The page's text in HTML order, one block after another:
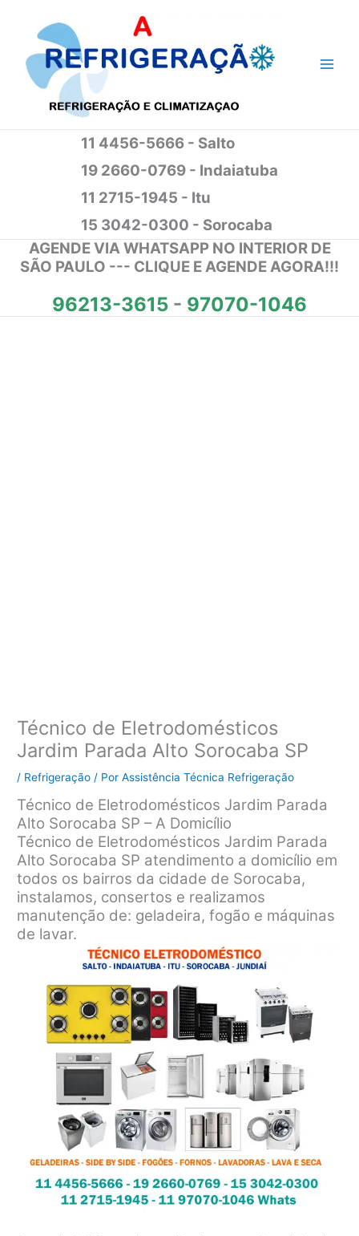
conteúdo
11 4456-5666 - Salto
19 2660-0769 - Indaiatuba
11 2715-1945 - Itu
15 3042-0300 - Sorocaba
AGENDE VIA WHATSAPP NO INTERIOR DE
SÃO PAULO --- CLIQUE E AGENDE AGORA!!!
96213-3615 - 97070-1046
Técnico de Eletrodomésticos
Jardim Parada Alto Sorocaba SP
/ Refrigeração / PorAssistência Técnica Refrigeração
Técnico de Eletrodomésticos Jardim Parada
Alto Sorocaba SP – A Domicílio
Técnico de Eletrodomésticos Jardim Parada
Alto Sorocaba SP atendimento a domicílio em
todos os bairros da cidade de Sorocaba,
instalamos, consertos e realizamos
manutenção de: geladeira, fogão e máquinas
de lavar.